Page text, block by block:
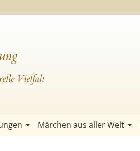
Vielfalt
Märchen aus aller Welt